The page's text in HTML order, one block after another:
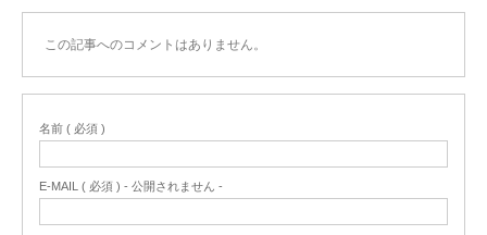
この記事へのコメントはありません。
名前 ( 必須 )
E-MAIL ( 必須 ) - 公開されません -